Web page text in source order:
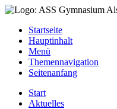
Startseite
Hauptinhalt
Menü
Themennavigation
Seitenanfang
Start
Aktuelles